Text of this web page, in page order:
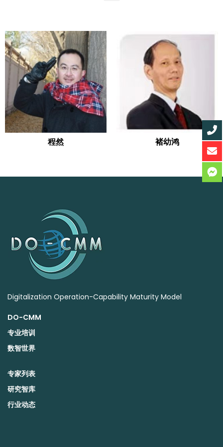
程然 褚幼鸿
Digitalization Operation-Capability Maturity Model
DO-CMM
专业培训
数智世界
专家列表
研究智库
行业动态